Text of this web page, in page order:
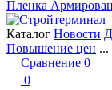
Пленка
Каталог Новости
Повышение цен ...
Сравнение 0
0